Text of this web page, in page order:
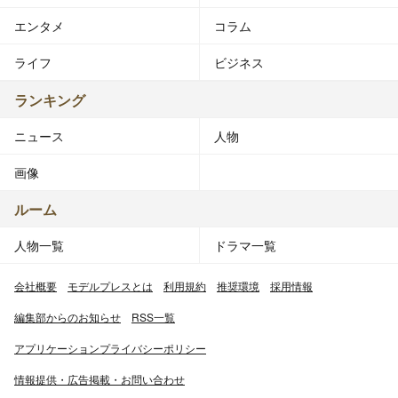
エンタメ コラム
ライフ ビジネス
ランキング
ニュース 人物
画像
ルーム
人物一覧 ドラマ一覧
会社概要 モデルプレスとは 利用規約 推奨環境 採用情報
編集部からのお知らせ RSS一覧
アプリケーションプライバシーポリシー
情報提供・広告掲載・お問い合わせ